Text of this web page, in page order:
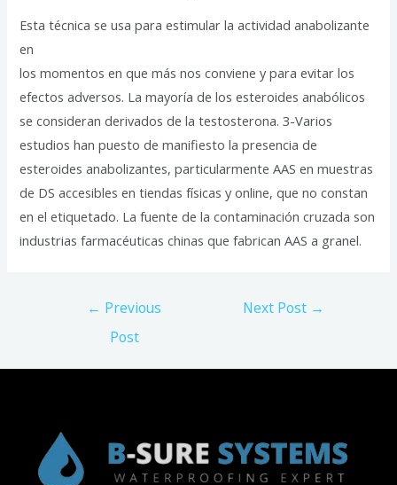
Esta técnica se usa para estimular la actividad anabolizante
en
los momentos en que más nos conviene y para evitar los
efectos adversos. La mayoría de los esteroides anabólicos
se consideran derivados de la testosterona. 3-Varios
estudios han puesto de manifiesto la presencia de
esteroides anabolizantes, particularmente AAS en muestras
de DS accesibles en tiendas físicas y online, que no constan
en el etiquetado. La fuente de la contaminación cruzada son
industrias farmacéuticas chinas que fabrican AAS a granel.
← Previous
Post
Next Post →